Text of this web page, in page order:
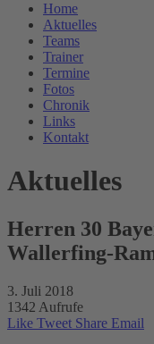
Home
Aktuelles
Teams
Trainer
Termine
Fotos
Chronik
Links
Kontakt
Aktuelles
Herren 30
Wallerfing-
3. Juli 2018
1342 Aufrufe
Like Tweet Share Email